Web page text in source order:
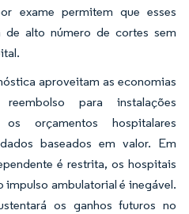
exame permitem que esses
de alto número de cortes sem
aproveitam as economias
para instalações
os orçamentos hospitalares
baseados em valor. Em
é restrita, os hospitais
impulso ambulatorial é inegável.
os ganhos futuros no